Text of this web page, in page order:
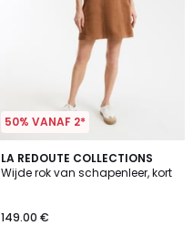
50% VANAF 2*
LA REDOUTE COLLECTIONS
Wijde rok van schapenleer, kort
149.00 €
5
/